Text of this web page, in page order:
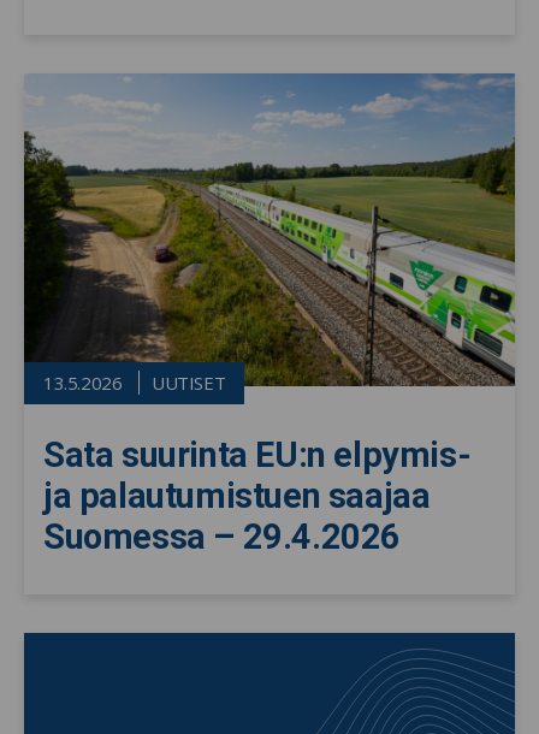
13.5.2026 UUTISET
Sata suurinta EU:n elpymis-
ja palautumistuen saajaa
Suomessa – 29.4.2026